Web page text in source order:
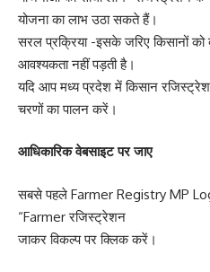
योजना का लाभ उठा सकते हैं।
सरल प्रक्रिया -इसके जरिए किसानों
आवश्यकता नहीं पड़ती है।
यदि आप मध्य प्रदेश में किसान
चरणों का पालन करें।
आधिकारिक वेबसाइट पर जाए
सबसे पहले Farmer Registry MP
“Farmer रजिस्ट्रेशन
जाकर विकल्प पर क्लिक करें।